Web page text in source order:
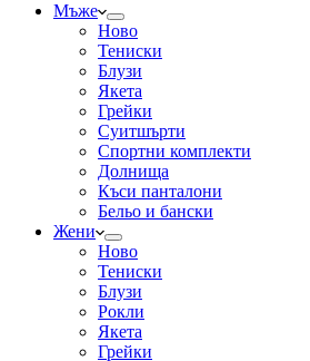
Мъже
Ново
Тениски
Блузи
Якета
Грейки
Суитшърти
Спортни комплекти
Долнища
Къси панталони
Бельо и бански
Жени
Ново
Тениски
Блузи
Рокли
Якета
Грейки